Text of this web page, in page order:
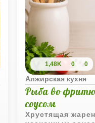
1,48K 0 0
Алжирская кухня
Рыба во
соусом
Хрустящая